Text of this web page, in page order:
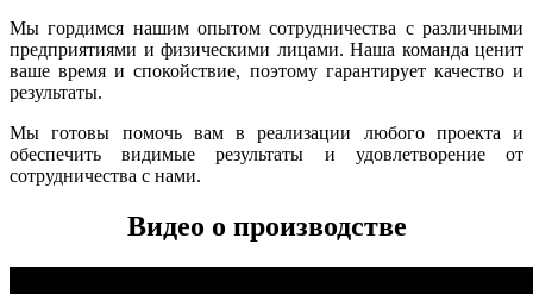
Мы гордимся нашим опытом сотрудничества с различными
предприятиями и физическими лицами. Наша команда ценит
ваше время и спокойствие, поэтому гарантирует качество и
результаты.
Мы готовы помочь вам в реализации любого проекта и
обеспечить видимые результаты и удовлетворение от
сотрудничества с нами.
Видео о производстве